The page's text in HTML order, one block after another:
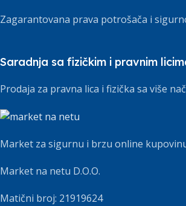
Zagarantovana prava potrošača i
Saradnja sa fizičkim i pravnim
Prodaja za pravna lica i fizička sa više
Market za sigurnu i brzu online
Market na netu D.O.O.
Matični broj: 21919624